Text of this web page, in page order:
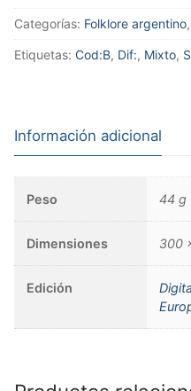
Categorías: Folklore argentino,
Etiquetas: Cod:B, Dif:, Mixto,
Información adicional
Peso 44 g
Dimensiones 300
Edición